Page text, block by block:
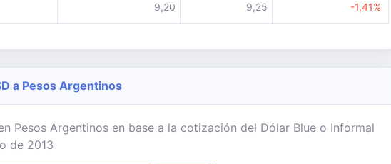
9,20 9,25 -1,41%
a Pesos Argentinos
Pesos Argentinos en base a la cotización del Dólar Blue o Informal
de 2013